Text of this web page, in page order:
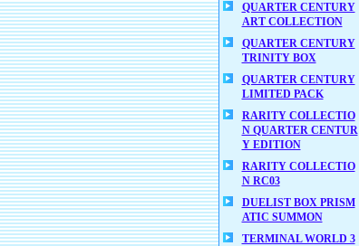
QUARTER CENTURY
ART COLLECTION
QUARTER CENTURY
TRINITY BOX
QUARTER CENTURY
LIMITED PACK
RARITY COLLECTIO
N QUARTER CENTUR
Y EDITION
RARITY COLLECTIO
N RC03
DUELIST BOX PRISM
ATIC SUMMON
TERMINAL WORLD 3